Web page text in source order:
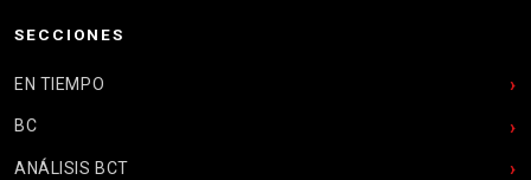
SECCIONES
EN TIEMPO
BC
ANÁLISIS BCT